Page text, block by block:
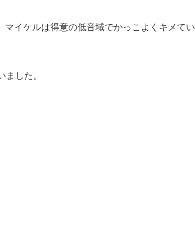
イケルは得意の低音域でかっこよくキメてい
した。